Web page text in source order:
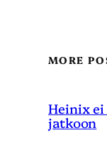
MORE
Heinix
jatkoon